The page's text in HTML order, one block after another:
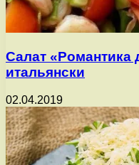
Салат «Романтика
итальянски
02.04.2019